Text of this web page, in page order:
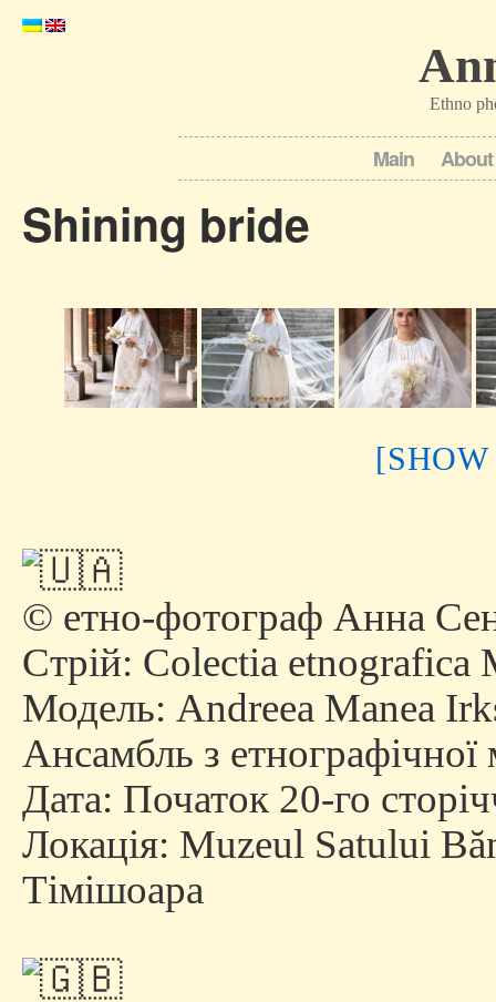
Ethno
Main
Shining bride
© етно-фотограф Анна
Стрій: Colectia etnografica
Модель: Andreea Manea
Ансамбль з етнографічної
Дата: Початок 20-го
Локація: Muzeul Satului
Тімішоара